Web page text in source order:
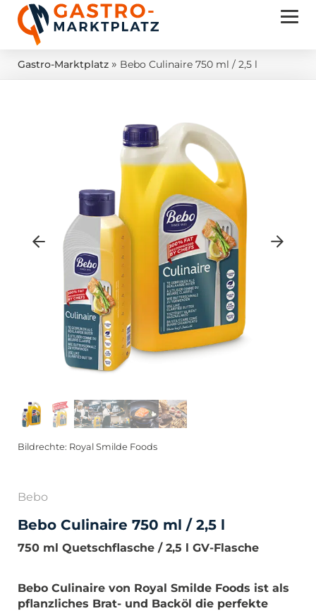
Gastro-Marktplatz » Bebo Culinaire 750 ml / 2,5 l
Bildrechte: Royal Smilde Foods
Bebo
Bebo Culinaire 750 ml / 2,5 l
750 ml Quetschflasche / 2,5 l GV-Flasche
Bebo Culinaire von Royal Smilde Foods ist als
pflanzliches Brat- und Backöl die perfekte